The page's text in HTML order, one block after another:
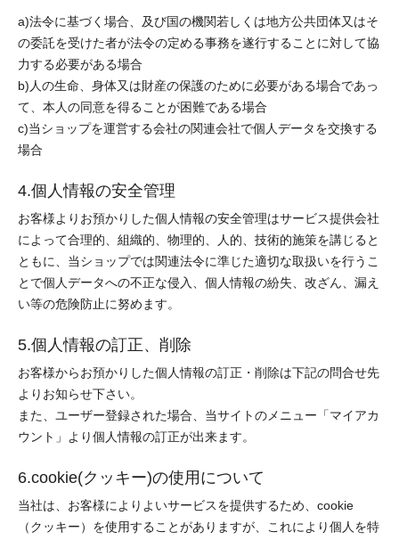
a)法令に基づく場合、及び国の機関若しくは地方公共団体又はそ
の委託を受けた者が法令の定める事務を遂行することに対して協
力する必要がある場合
b)人の生命、身体又は財産の保護のために必要がある場合であっ
て、本人の同意を得ることが困難である場合
c)当ショップを運営する会社の関連会社で個人データを交換する
場合
4.個人情報の安全管理
お客様よりお預かりした個人情報の安全管理はサービス提供会社
によって合理的、組織的、物理的、人的、技術的施策を講じると
ともに、当ショップでは関連法令に準じた適切な取扱いを行うこ
とで個人データへの不正な侵入、個人情報の紛失、改ざん、漏え
い等の危険防止に努めます。
5.個人情報の訂正、削除
お客様からお預かりした個人情報の訂正・削除は下記の問合せ先
よりお知らせ下さい。
また、ユーザー登録された場合、当サイトのメニュー「マイアカ
ウント」より個人情報の訂正が出来ます。
6.cookie(クッキー)の使用について
当社は、お客様によりよいサービスを提供するため、cookie
（クッキー）を使用することがありますが、これにより個人を特